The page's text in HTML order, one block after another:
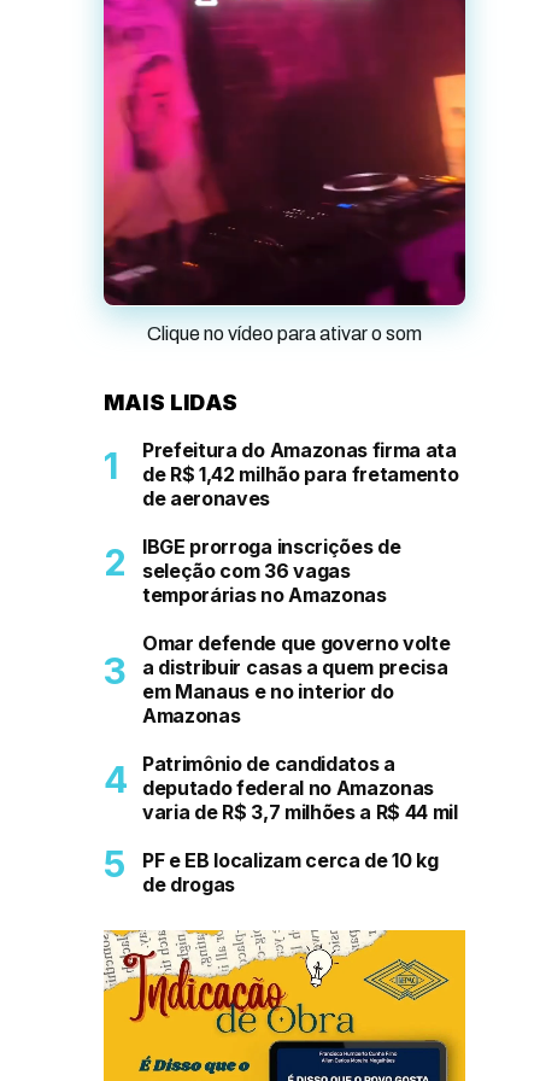
Clique no vídeo para ativar o som
MAIS LIDAS
Prefeitura do Amazonas firma ata
de R$ 1,42 milhão para fretamento
de aeronaves
IBGE prorroga inscrições de
seleção com 36 vagas
temporárias no Amazonas
Omar defende que governo volte
a distribuir casas a quem precisa
em Manaus e no interior do
Amazonas
Patrimônio de candidatos a
deputado federal no Amazonas
varia de R$ 3,7 milhões a R$ 44 mil
PF e EB localizam cerca de 10 kg
de drogas